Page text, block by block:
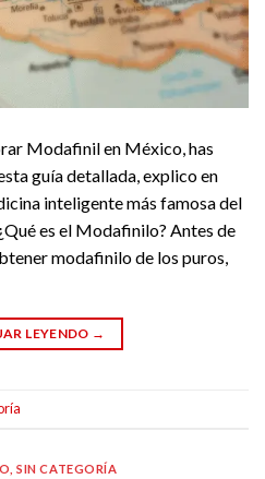
Modafinil en México, has
guía detallada, explico en
inteligente más famosa del
es el Modafinilo? Antes de
modafinilo de los puros,
LEYENDO →
,SIN CATEGORÍA